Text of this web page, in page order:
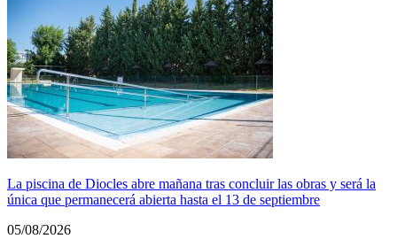
La piscina de Diocles abre mañana tras concluir las obras y será la
única que permanecerá abierta hasta el 13 de septiembre
05/08/2026